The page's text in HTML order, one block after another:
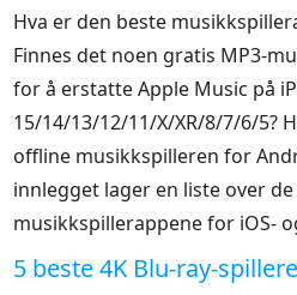
Hva er den beste
Finnes det noen gratis MP3-
for å erstatte Apple Music på
15/14/13/12/11/X/XR/8/7/6/5?
offline musikkspilleren for
innlegget lager en liste over
musikkspillerappene for iOS-
5 beste 4K Blu-ray-